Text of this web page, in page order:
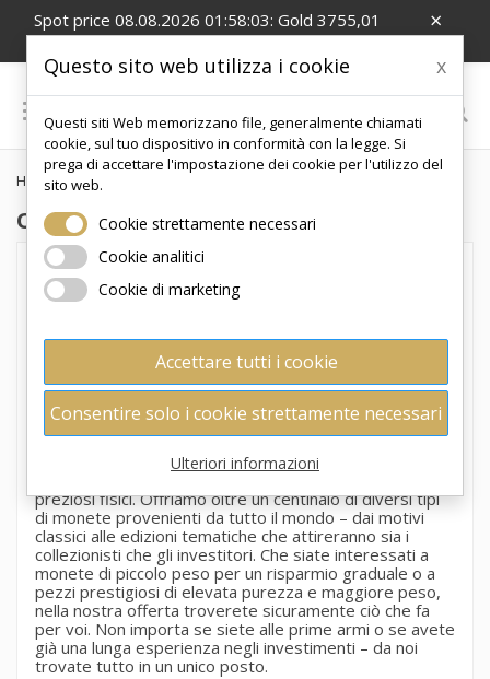
×
Spot price 08.08.2026 01:58:03: Gold 3755,01
EUR/Oz; Silver 54,99 EUR/Oz
0 
Home Offerte
OFFERTE
Non ci sono ancora prodotti disponibili
gamma di prodotti che offriamo.
Sul nostroe-shoptroverete un’ampia selezione di
monete d’oroe di monete d’argento. Le monete da
investimento non sono solo una forma attraente di
conservazione del valore, ma anche un modo elegante
preziosi fisici. Offriamo oltre un centinaio di diversi tipi
di monete provenienti da tutto il mondo – dai motivi
classici alle edizioni tematiche che attireranno sia i
collezionisti che gli investitori. Che siate interessati a
monete di piccolo peso per un risparmio graduale o a
pezzi prestigiosi di elevata purezza e maggiore peso,
nella nostra offerta troverete sicuramente ciò che fa
per voi. Non importa se siete alle prime armi o se avete
già una lunga esperienza negli investimenti – da noi
trovate tutto in un unico posto.
Questo sito web utilizza i cookie x
Questi siti Web memorizzano file, generalmente chiamati
cookie, sul tuo dispositivo in conformità con la legge. Si
prega di accettare l'impostazione dei cookie per l'utilizzo del
sito web.
Cookie strettamente necessari
Cookie analitici
Cookie di marketing
Accettare tutti i cookie
Consentire solo i cookie strettamente necessari
Ulteriori informazioni